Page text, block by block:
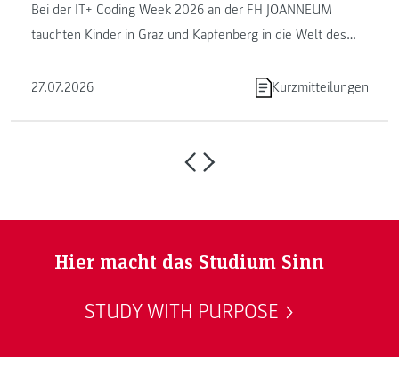
Bei der IT+ Coding Week 2026 an der FH JOANNEUM
tauchten Kinder in Graz und Kapfenberg in die Welt des
27.07.2026
Kurzmitteilungen
Hier macht das Studium Sinn
STUDY WITH PURPOSE